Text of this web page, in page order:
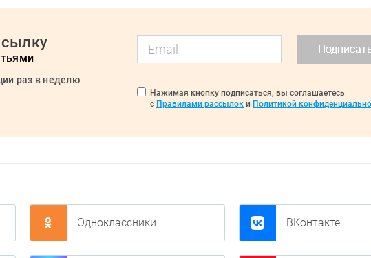
раз в неделю
Нажимая кнопку подписаться, вы соглашаетесь
с Правилами рассылок и Политикой
Одноклассники ВКонтакте